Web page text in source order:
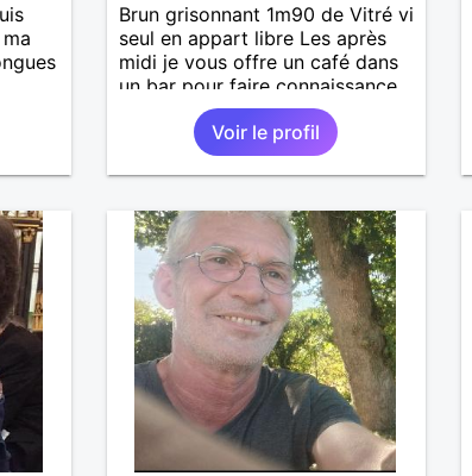
en
»
Brun grisonnant 1m90 de Vitré vi
seul en appart libre Les après
midi je vous offre un café dans
un bar pour faire connaissance.
Voir le profil